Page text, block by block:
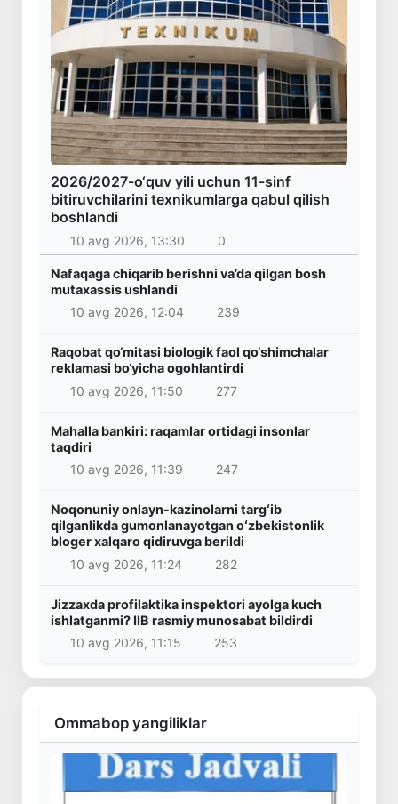
2026/2027-o‘quv yili uchun 11-sinf
bitiruvchilarini texnikumlarga qabul qilish
boshlandi
10 avg 2026, 13:30 0
Nafaqaga chiqarib berishni va’da qilgan bosh
mutaxassis ushlandi
10 avg 2026, 12:04
239
Raqobat qo‘mitasi biologik faol qo‘shimchalar
reklamasi bo‘yicha ogohlantirdi
10 avg 2026, 11:50
277
Mahalla bankiri: raqamlar ortidagi insonlar
taqdiri
10 avg 2026, 11:39
247
Noqonuniy onlayn-kazinolarni targʻib
qilganlikda gumonlanayotgan oʻzbekistonlik
bloger xalqaro qidiruvga berildi
10 avg 2026, 11:24
282
Jizzaxda profilaktika inspektori ayolga kuch
ishlatganmi? IIB rasmiy munosabat bildirdi
10 avg 2026, 11:15
253
Ommabop yangiliklar